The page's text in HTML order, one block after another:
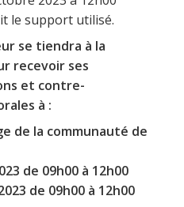
le support utilisé.
se tiendra à la
recevoir ses
et contre-
à :
de la communauté de
de 09h00 à 12h00
de 09h00 à 12h00